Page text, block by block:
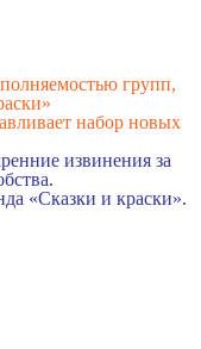
групп,
набор новых
извинения за
«Сказки и краски».